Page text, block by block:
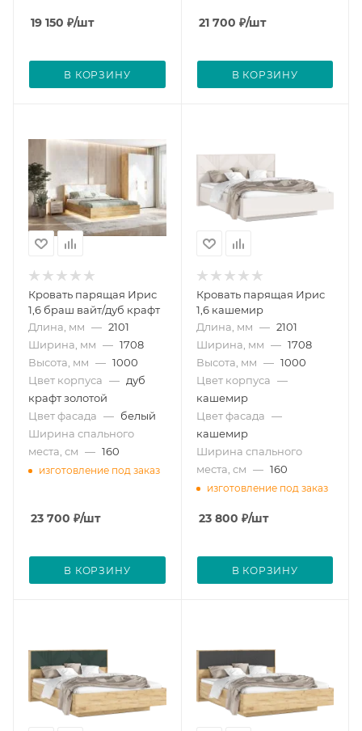
19 150 ₽/шт
В КОРЗИНУ
21 700 ₽/шт
В КОРЗИНУ
Кровать парящая Ирис
1,6 браш вайт/дуб крафт
Длина, мм — 2101
Ширина, мм — 1708
Высота, мм — 1000
Цвет корпуса — дуб
крафт золотой
Цвет фасада — белый
Ширина спального
места, см — 160
изготовление под заказ
23 700 ₽/шт
В КОРЗИНУ
Кровать парящая Ирис
1,6 кашемир
Длина, мм — 2101
Ширина, мм — 1708
Высота, мм — 1000
Цвет корпуса —
кашемир
Цвет фасада —
кашемир
Ширина спального
места, см — 160
изготовление под заказ
23 800 ₽/шт
В КОРЗИНУ